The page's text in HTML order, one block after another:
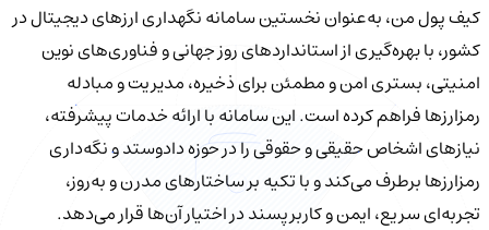
کیف‌ پول من، به‌عنوان نخستین سامانه نگهداری ارزهای دیجیتال در
کشور، با بهره‌گیری از استانداردهای روز جهانی و فناوری‌های نوین
امنیتی، بستری امن و مطمئن برای ذخیره، مدیریت و مبادله
رمزارزها فراهم کرده است. این سامانه با ارائه خدمات پیشرفته،
نیازهای اشخاص حقیقی و حقوقی را در حوزه دادوستد و نگه‌داری
رمزارزها برطرف می‌کند و با تکیه بر ساختارهای مدرن و به‌روز،
تجربه‌ای سریع، ایمن و کاربرپسند در اختیار آن‌ها قرار می‌دهد.